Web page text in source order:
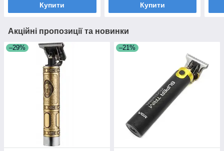
Купити Купити
Акційні пропозиції та новинки
–29% –21%